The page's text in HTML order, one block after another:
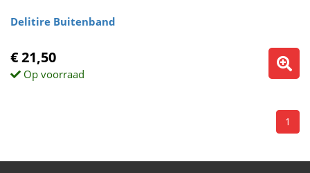
Delitire Buitenband
€ 21,50
Op voorraad
1